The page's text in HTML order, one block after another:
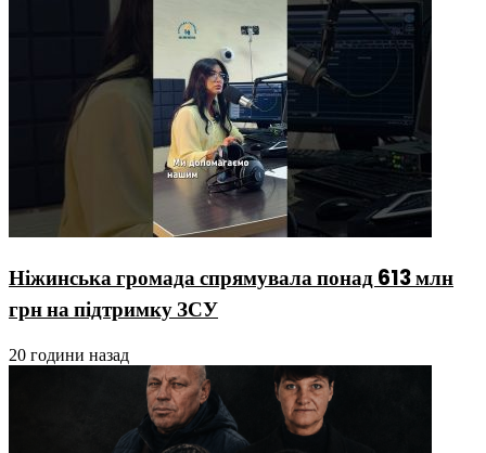
Ніжинська громада спрямувала понад 613 млн
грн на підтримку ЗСУ
20 години назад